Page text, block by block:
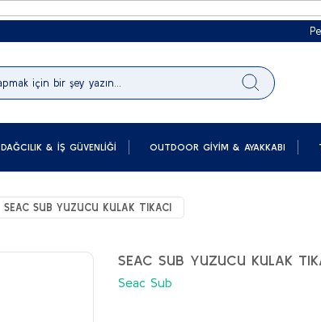
Peşin
DAĞCILIK & İŞ GÜVENLIĞI OUTDOOR GIYIM & AYAKKABI
SEAC SUB YUZUCU KULAK TIKACI
SEAC SUB YUZUCU KULAK
Seac Sub